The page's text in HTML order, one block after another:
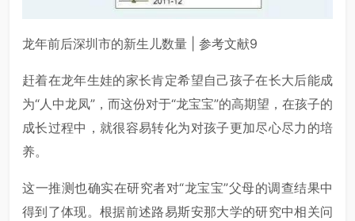
龙年前后深圳市的新生儿数量 | 参考文献9
赶着在龙年生娃的家长肯定希望自己孩子在长大后能成
为“人中龙凤”，而这份对于“龙宝宝”的高期望，在孩子的
成长过程中，就很容易转化为对孩子更加尽心尽力的培
养。
这一推测也确实在研究者对“龙宝宝”父母的调查结果中
得到了体现。根据前述路易斯安那大学的研究中相关问